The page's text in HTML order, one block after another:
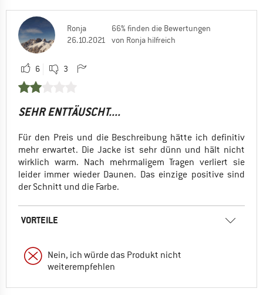
Ronja
26.10.2021
66% finden die Bewertungen
von Ronja hilfreich
6 3
SEHR ENTTÄUSCHT....
Für den Preis und die Beschreibung hätte ich definitiv
mehr erwartet. Die Jacke ist sehr dünn und hält nicht
wirklich warm. Nach mehrmaligem Tragen verliert sie
leider immer wieder Daunen. Das einzige positive sind
der Schnitt und die Farbe.
VORTEILE
Nein, ich würde das Produkt nicht
weiterempfehlen